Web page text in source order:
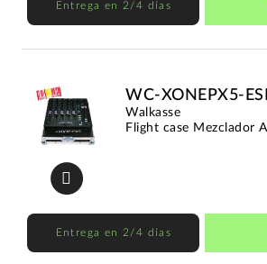
Entrega en 2/4 días
WC-XONEPX5-
Walkasse
Flight case Mezclador
Entrega en 2/4 días